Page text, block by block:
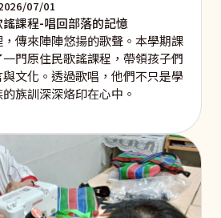
07/01
課程-唱回部落的記憶
傳來陣陣悠揚的歌聲。本學期課
門原住民歌謠課程，帶領孩子們
文化。透過歌唱，他們不只是學
族訓深深烙印在心中。